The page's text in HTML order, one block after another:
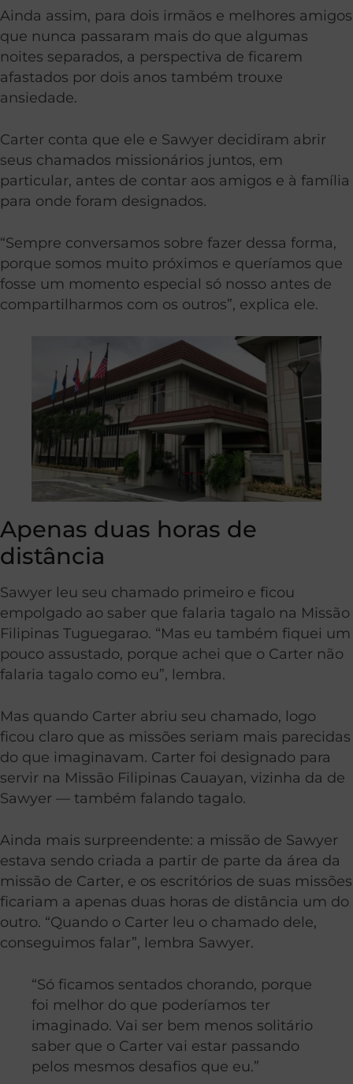
Ainda assim, para dois irmãos e melhores amigos
que nunca passaram mais do que algumas
noites separados, a perspectiva de ficarem
afastados por dois anos também trouxe
ansiedade.
Carter conta que ele e Sawyer decidiram abrir
seus chamados missionários juntos, em
particular, antes de contar aos amigos e à família
para onde foram designados.
“Sempre conversamos sobre fazer dessa forma,
porque somos muito próximos e queríamos que
fosse um momento especial só nosso antes de
compartilharmos com os outros”, explica ele.
Apenas duas horas de
distância
Sawyer leu seu chamado primeiro e ficou
empolgado ao saber que falaria tagalo na Missão
Filipinas Tuguegarao. “Mas eu também fiquei um
pouco assustado, porque achei que o Carter não
falaria tagalo como eu”, lembra.
Mas quando Carter abriu seu chamado, logo
ficou claro que as missões seriam mais parecidas
do que imaginavam. Carter foi designado para
servir na Missão Filipinas Cauayan, vizinha da de
Sawyer — também falando tagalo.
Ainda mais surpreendente: a missão de Sawyer
estava sendo criada a partir de parte da área da
missão de Carter, e os escritórios de suas missões
ficariam a apenas duas horas de distância um do
outro. “Quando o Carter leu o chamado dele,
conseguimos falar”, lembra Sawyer.
“Só ficamos sentados chorando, porque
foi melhor do que poderíamos ter
imaginado. Vai ser bem menos solitário
saber que o Carter vai estar passando
pelos mesmos desafios que eu.”